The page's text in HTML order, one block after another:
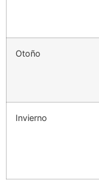
Otoño
Invierno